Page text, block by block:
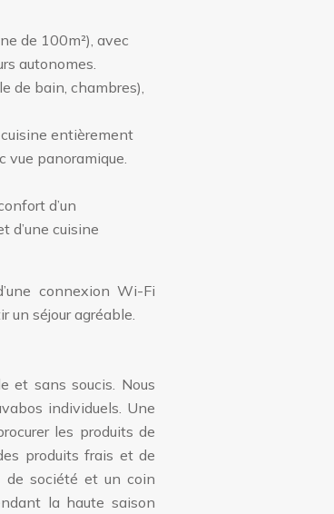
de 100m²), avec
autonomes.
de bain, chambres),
entièrement
vue panoramique.
d’un
d’une cuisine
connexion Wi-Fi
un séjour agréable.
et sans soucis. Nous
individuels. Une
les produits de
produits frais et de
de société et un coin
la haute saison